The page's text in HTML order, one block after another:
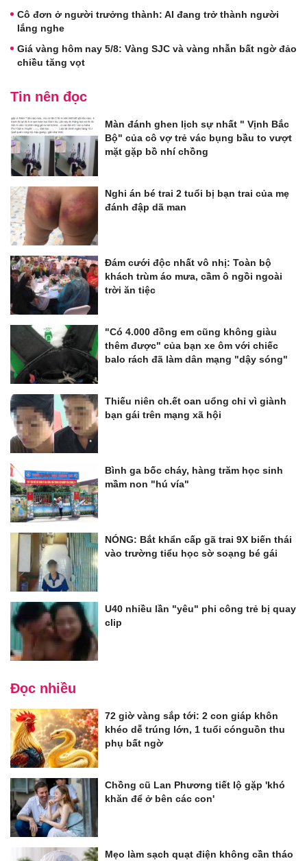
Cô đơn ở người trưởng thành: AI đang trở thành người
lắng nghe
Giá vàng hôm nay 5/8: Vàng SJC và vàng nhẫn bất ngờ đảo
chiều tăng vọt
Tin nên đọc
Màn đánh ghen lịch sự nhất " Vịnh Bắc
Bộ" của cô vợ trẻ vác bụng bầu to vượt
mặt gặp bồ nhí chồng
Nghi án bé trai 2 tuổi bị bạn trai của mẹ
đánh đập dã man
Đám cưới độc nhất vô nhị: Toàn bộ
khách trùm áo mưa, cầm ô ngồi ngoài
trời ăn tiệc
"Có 4.000 đồng em cũng không giàu
thêm được" của bạn xe ôm với chiếc
balo rách đã làm dân mạng "dậy sóng"
Thiếu niên ch.ết oan uổng chỉ vì giành
bạn gái trên mạng xã hội
Bình ga bốc cháy, hàng trăm học sinh
mầm non "hú vía"
NÓNG: Bắt khẩn cấp gã trai 9X biến thái
vào trường tiểu học sờ soạng bé gái
U40 nhiều lần "yêu" phi công trẻ bị quay
clip
Đọc nhiều
72 giờ vàng sắp tới: 2 con giáp khôn
khéo dễ trúng lớn, 1 tuổi cónguồn thu
phụ bất ngờ
Chồng cũ Lan Phương tiết lộ gặp 'khó
khăn để ở bên các con'
Mẹo làm sạch quạt điện không cần tháo